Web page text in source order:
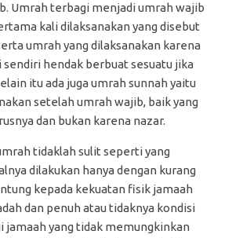
Umrah terbagi menjadi umrah wajib
kali dilaksanakan yang disebut
umrah yang dilaksanakan karena
sendiri hendak berbuat sesuatu jika
itu ada juga umrah sunnah yaitu
setelah umrah wajib, baik yang
dan bukan karena nazar.
tidaklah sulit seperti yang
dilakukan hanya dengan kurang
kepada kekuatan fisik jamaah
dan penuh atau tidaknya kondisi
jamaah yang tidak memungkinkan